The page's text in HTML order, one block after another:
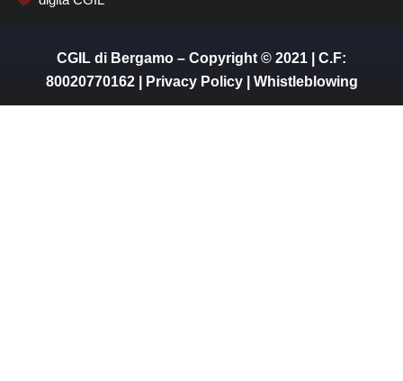
CGIL di Bergamo – Copyright © 2021 | C.F:
80020770162 |
Privacy Policy| Whistleblowing